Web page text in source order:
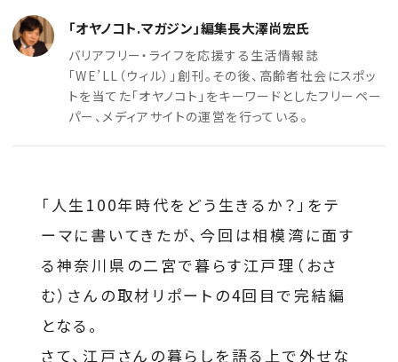
「オヤノコト.マガジン」編集長大澤尚宏氏
バリアフリー・ライフを応援する生活情報誌
「WE’LL（ウィル）」創刊。その後、高齢者社会にスポッ
トを当てた「オヤノコト」をキーワードとしたフリーペー
パー、メディアサイトの運営を行っている。
「人生100年時代をどう生きるか？」をテ
ーマに書いてきたが、今回は相模湾に面す
る神奈川県の二宮で暮らす江戸理（おさ
む）さんの取材リポートの4回目で完結編
となる。
さて、江戸さんの暮らしを語る上で外せな